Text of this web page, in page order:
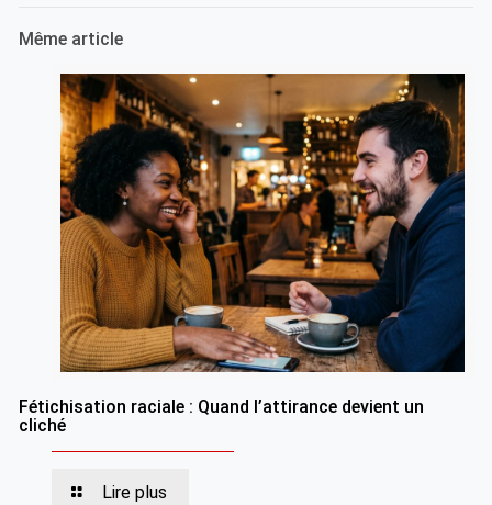
Même article
Fétichisation raciale : Quand l’attirance devient un
cliché
Lire plus